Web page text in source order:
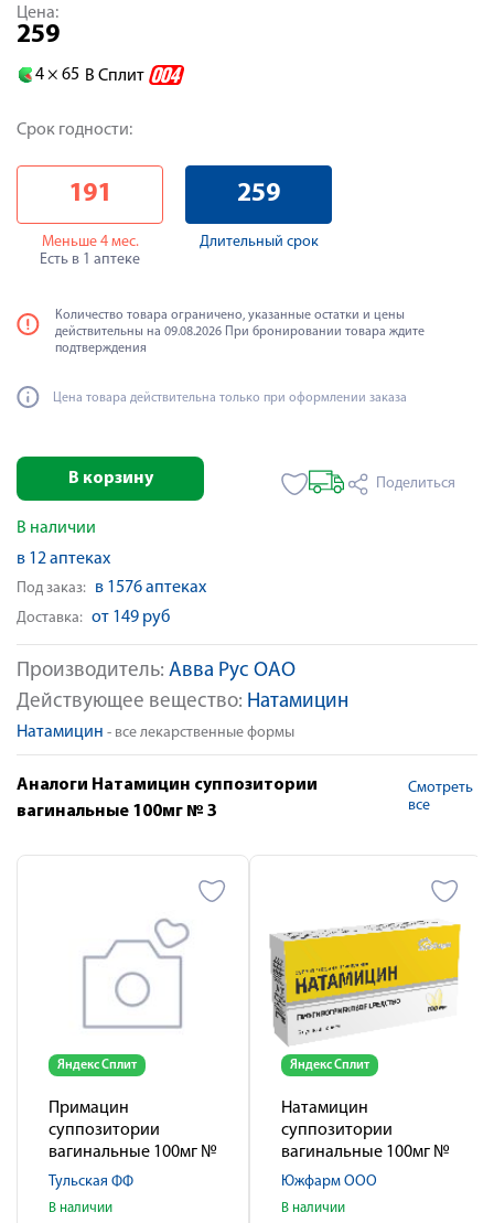
Производитель: Авва Рус ОАО
Действующее вещество: Натамицин
Натамицин - все лекарственные формы
Цена:
259
4 × 65 В Сплит
Срок годности:
191
Меньше 4 мес.
Есть в 1 аптеке
259
Длительный срок
Количество товара ограничено, указанные остатки и цены
действительны на 09.08.2026 При бронировании товара ждите
подтверждения
Цена товара действительна только при оформлении заказа
В корзину Поделиться
В наличии
в 12 аптеках
Под заказ: в 1576 аптеках
Доставка: от 149 руб
Аналоги Натамицин суппозитории
вагинальные 100мг № 3
Смотреть
все
Яндекс Сплит
Примацин
суппозитории
вагинальные 100мг №
3Тульская ФФ
В наличии
Яндекс Сплит
Натамицин
суппозитории
вагинальные 100мг №
5
Южфарм ООО
В наличии